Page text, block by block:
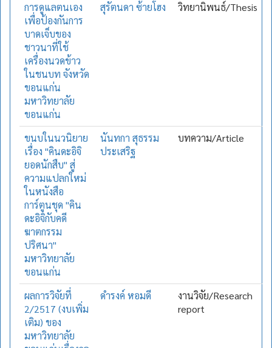
การดูแลตนเอง
เพื่อป้องกันการ
บาดเจ็บของ
ชาวนาที่ใช้
เครื่องนวดข้าว
ในชนบท จังหวัด
ขอนแก่น
มหาวิทยาลัย
ขอนแก่น
สุรัตนดา ซ้ายโฮง วิทยานิพนธ์/Thesis
ขนบในนวนิยาย
เรื่อง "คินดะอิจิ
ยอดนักสืบ" สู่
ความแปลกใหม่
ในหนังสือ
การ์ตูนชุด "คิน
ดะอิจิกับคดี
ฆาตกรรม
ปริศนา"
มหาวิทยาลัย
ขอนแก่น
นันทกา สุธรรม
ประเสริฐ
บทความ/Article
ผลการวิจัยที่
2/2517 (งบเพิ่ม
เติม) ของ
มหาวิทยาลัย
ดำรงค์ หอมดี
งานวิจัย/Research
report